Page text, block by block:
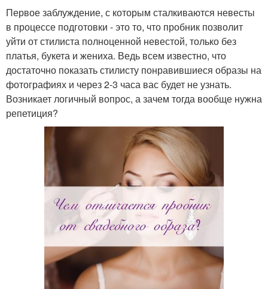
Первое заблуждение, с которым сталкиваются невесты
в процессе подготовки - это то, что пробник позволит
уйти от стилиста полноценной невестой, только без
платья, букета и жениха. Ведь всем известно, что
достаточно показать стилисту понравившиеся образы на
фотографиях и через 2-3 часа вас будет не узнать.
Возникает логичный вопрос, а зачем тогда вообще нужна
репетиция?